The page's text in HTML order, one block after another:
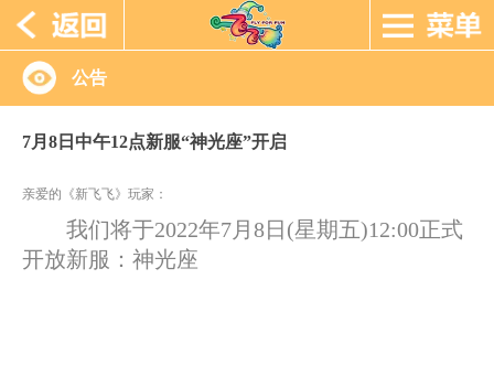
公告
7月8日中午12点新服“神光座”开启
亲爱的《新飞飞》玩家：
我们将于2022年7月8日(星期五)12:00正式
开放新服：神光座